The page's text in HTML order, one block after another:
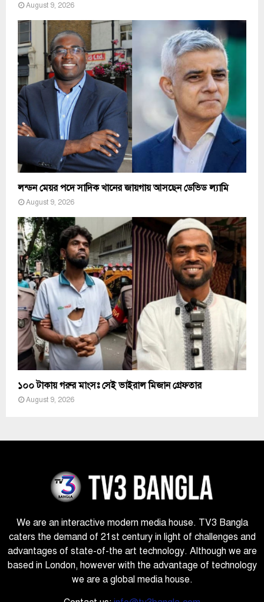
August 9, 2026
লন্ডন মেয়র পদে সাদিক খানের জায়গায় আসছেন ডেভিড ল্যামি
August 9, 2026
১০০ টাকায় গরুর মাংসঃ সেই ভাইরাল মিজান গ্রেফতার
August 9, 2026
We are an interactive modern media house. TV3 Bangla
caters the demand of 21st century in light of challenges and
advantages of state-of-the art technology. Although we are
based in London, however with the advantage of technology
we are a global media house.